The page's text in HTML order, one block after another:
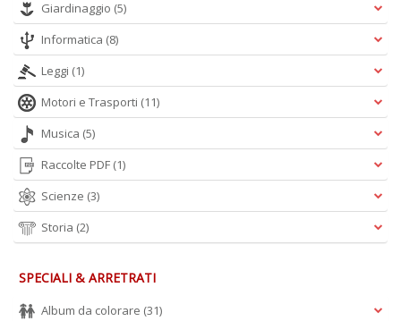
Giardinaggio (5)
Informatica (8)
Leggi (1)
Motori e Trasporti (11)
Musica (5)
Raccolte PDF (1)
Scienze (3)
Storia (2)
SPECIALI & ARRETRATI
Album da colorare (31)